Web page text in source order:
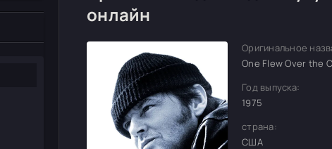
онлайн
Оригинальное
One Flew Over the
Год выпуска:
1975
страна:
США